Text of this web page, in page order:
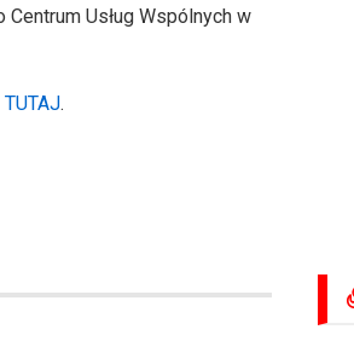
Usług Wspólnych w
TUTAJ.